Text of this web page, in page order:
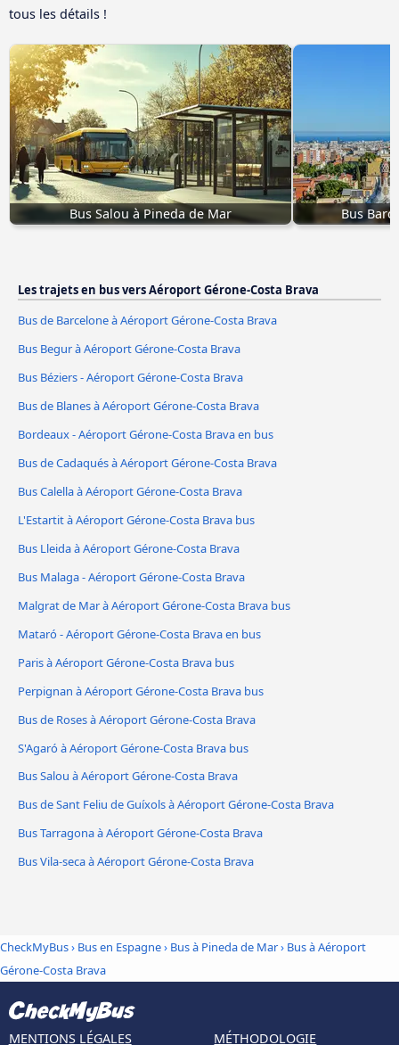
tous les détails !
Bus Salou à Pineda de Mar Bus
Les trajets en bus vers Aéroport Gérone-Costa Brava
Bus de Barcelone à Aéroport Gérone-Costa Brava
Bus Begur à Aéroport Gérone-Costa Brava
Bus Béziers - Aéroport Gérone-Costa Brava
Bus de Blanes à Aéroport Gérone-Costa Brava
Bordeaux - Aéroport Gérone-Costa Brava en bus
Bus de Cadaqués à Aéroport Gérone-Costa Brava
Bus Calella à Aéroport Gérone-Costa Brava
L'Estartit à Aéroport Gérone-Costa Brava bus
Bus Lleida à Aéroport Gérone-Costa Brava
Bus Malaga - Aéroport Gérone-Costa Brava
Malgrat de Mar à Aéroport Gérone-Costa Brava bus
Mataró - Aéroport Gérone-Costa Brava en bus
Paris à Aéroport Gérone-Costa Brava bus
Perpignan à Aéroport Gérone-Costa Brava bus
Bus de Roses à Aéroport Gérone-Costa Brava
S'Agaró à Aéroport Gérone-Costa Brava bus
Bus Salou à Aéroport Gérone-Costa Brava
Bus de Sant Feliu de Guíxols à Aéroport Gérone-Costa Brava
Bus Tarragona à Aéroport Gérone-Costa Brava
Bus Vila-seca à Aéroport Gérone-Costa Brava
CheckMyBus› Bus en Espagne› Bus à Pineda de Mar› Bus à Aéroport
Gérone-Costa Brava
MENTIONS LÉGALES MÉTHODOLOGIE